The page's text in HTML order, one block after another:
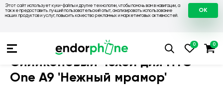
Этот сайт использует куки-файлы и другие технологии, чтобы помочь вам в навигации, а
также предоставить лучший пользовательский опыт, анализировать использование
наших продуктов и услуг, повысить качество рекламных и маркетинговых активностей.
OK
Чехлы на HTC Чехол для HTC One
Силиконовый чехол для HTC
One A9 'Нежный мрамор'